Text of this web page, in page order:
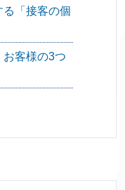
「接客の個
お客様の3つ